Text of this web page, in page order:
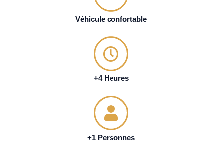
Véhicule confortable
+4 Heures
+1 Personnes